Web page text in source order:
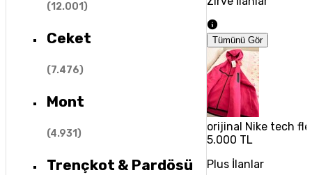
(12.001)
Ceket
(7.476)
Mont
(4.931)
Trençkot & Pardösü
Tümünü Gör
orijinal Nike tech
5.000 TL
Plus İlanlar